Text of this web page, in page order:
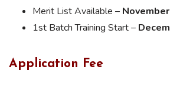
Merit List Available –
1st Batch Training Start –
Application Fee